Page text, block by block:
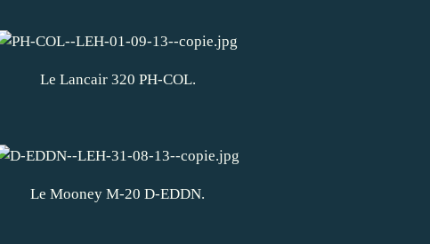
Le Lancair 320 PH-COL.
Le Mooney M-20 D-EDDN.